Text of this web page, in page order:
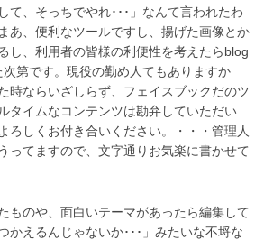
て、そっちでやれ･･･」なんて言われたわ
あ、便利なツールですし、揚げた画像とか
し、利用者の皆様の利便性を考えたらblog
次第です。現役の勤め人てもありますか
時ならいざしらず、フェイスブックだのツ
タイムなコンテンツは勘弁していただい
ろしくお付き合いください。・・・管理人
ってますので、文字通りお気楽に書かせて
ものや、面白いテーマがあったら編集して
かえるんじゃないか･･･」みたいな不埒な